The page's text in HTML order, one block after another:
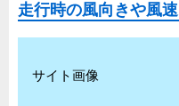
走行時の風向きや風
サイト画像